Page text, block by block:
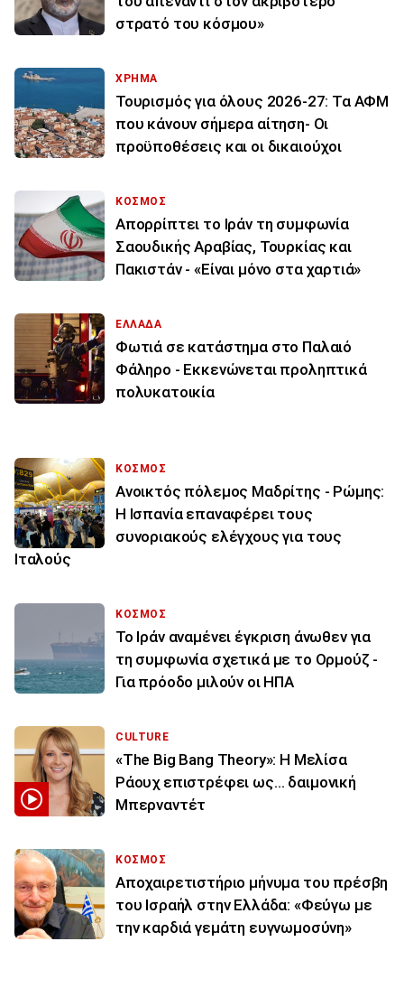
στρατό του κόσμου»
ΧΡΗΜΑ
Τουρισμός για όλους 2026-27: Τα ΑΦΜ
που κάνουν σήμερα αίτηση- Οι
προϋποθέσεις και οι δικαιούχοι
ΚΟΣΜΟΣ
Απορρίπτει το Ιράν τη συμφωνία
Σαουδικής Αραβίας, Τουρκίας και
Πακιστάν - «Είναι μόνο στα χαρτιά»
ΕΛΛΑΔΑ
Φωτιά σε κατάστημα στο Παλαιό
Φάληρο - Εκκενώνεται προληπτικά
πολυκατοικία
ΚΟΣΜΟΣ
Ανοικτός πόλεμος Μαδρίτης - Ρώμης:
Η Ισπανία επαναφέρει τους
συνοριακούς ελέγχους για τους
Ιταλούς
ΚΟΣΜΟΣ
Το Ιράν αναμένει έγκριση άνωθεν για
τη συμφωνία σχετικά με το Ορμούζ -
Για πρόοδο μιλούν οι ΗΠΑ
CULTURE
«The Big Bang Theory»: Η Μελίσα
Ράουχ επιστρέφει ως… δαιμονική
Μπερναντέτ
ΚΟΣΜΟΣ
Αποχαιρετιστήριο μήνυμα του πρέσβη
του Ισραήλ στην Ελλάδα: «Φεύγω με
την καρδιά γεμάτη ευγνωμοσύνη»